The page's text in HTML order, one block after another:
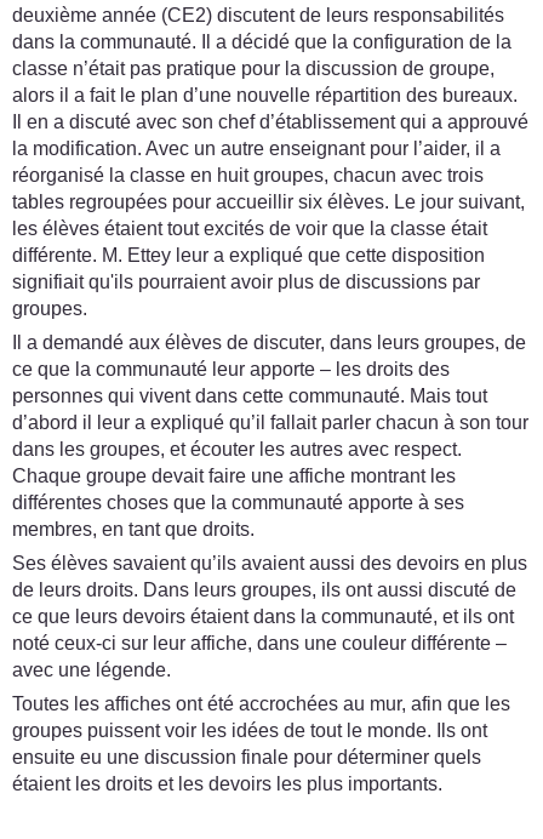
deuxième année (CE2) discutent de leurs responsabilités
dans la communauté. Il a décidé que la configuration de la
classe n’était pas pratique pour la discussion de groupe,
alors il a fait le plan d’une nouvelle répartition des bureaux.
Il en a discuté avec son chef d’établissement qui a approuvé
la modification. Avec un autre enseignant pour l’aider, il a
réorganisé la classe en huit groupes, chacun avec trois
tables regroupées pour accueillir six élèves. Le jour suivant,
les élèves étaient tout excités de voir que la classe était
différente. M. Ettey leur a expliqué que cette disposition
signifiait qu'ils pourraient avoir plus de discussions par
groupes.
Il a demandé aux élèves de discuter, dans leurs groupes, de
ce que la communauté leur apporte – les droits des
personnes qui vivent dans cette communauté. Mais tout
d’abord il leur a expliqué qu’il fallait parler chacun à son tour
dans les groupes, et écouter les autres avec respect.
Chaque groupe devait faire une affiche montrant les
différentes choses que la communauté apporte à ses
membres, en tant que droits.
Ses élèves savaient qu’ils avaient aussi des devoirs en plus
de leurs droits. Dans leurs groupes, ils ont aussi discuté de
ce que leurs devoirs étaient dans la communauté, et ils ont
noté ceux-ci sur leur affiche, dans une couleur différente –
avec une légende.
Toutes les affiches ont été accrochées au mur, afin que les
groupes puissent voir les idées de tout le monde. Ils ont
ensuite eu une discussion finale pour déterminer quels
étaient les droits et les devoirs les plus importants.